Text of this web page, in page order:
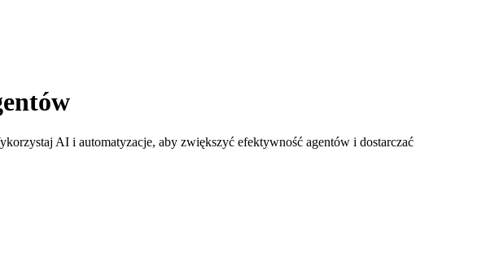
AI i automatyzacje, aby zwiększyć efektywność agentów i dostarczać